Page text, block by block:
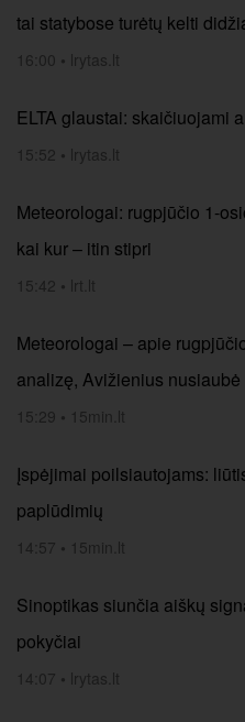
tai statybose turėtų kelti
16:00 • lrytas.lt
ELTA glaustai: skaičiuojami
15:52 • lrytas.lt
Meteorologai: rugpjūčio 1-
kai kur – itin stipri
15:42 • lrt.lt
Meteorologai – apie
analizę, Avižienius
15:29 • 15min.lt
Įspėjimai poilsiautojams:
paplūdimių
14:57 • 15min.lt
Sinoptikas siunčia aiškų
pokyčiai
14:07 • lrytas.lt